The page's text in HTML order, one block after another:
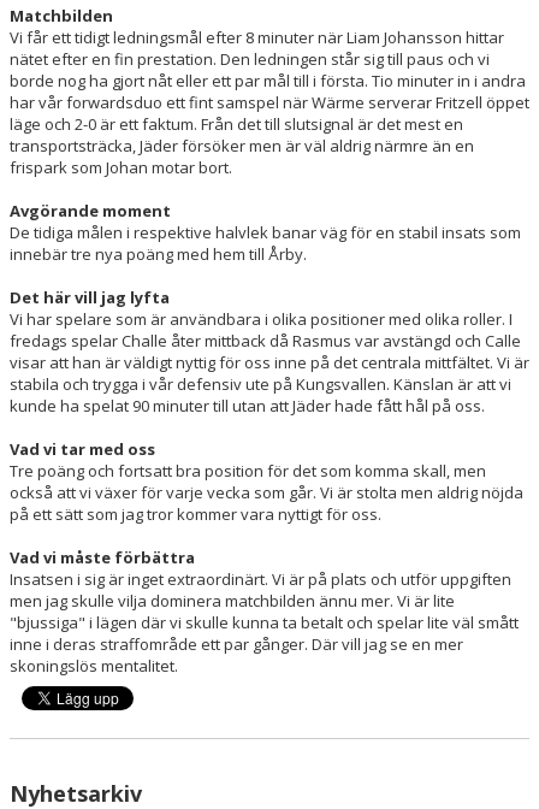
Matchbilden
Vi får ett tidigt ledningsmål efter 8 minuter när Liam Johansson hittar
nätet efter en fin prestation. Den ledningen står sig till paus och vi
borde nog ha gjort nåt eller ett par mål till i första. Tio minuter in i andra
har vår forwardsduo ett fint samspel när Wärme serverar Fritzell öppet
läge och 2-0 är ett faktum. Från det till slutsignal är det mest en
transportsträcka, Jäder försöker men är väl aldrig närmre än en
frispark som Johan motar bort.
Avgörande moment
De tidiga målen i respektive halvlek banar väg för en stabil insats som
innebär tre nya poäng med hem till Årby.
Det här vill jag lyfta
Vi har spelare som är användbara i olika positioner med olika roller. I
fredags spelar Challe åter mittback då Rasmus var avstängd och Calle
visar att han är väldigt nyttig för oss inne på det centrala mittfältet. Vi är
stabila och trygga i vår defensiv ute på Kungsvallen. Känslan är att vi
kunde ha spelat 90 minuter till utan att Jäder hade fått hål på oss.
Vad vi tar med oss
Tre poäng och fortsatt bra position för det som komma skall, men
också att vi växer för varje vecka som går. Vi är stolta men aldrig nöjda
på ett sätt som jag tror kommer vara nyttigt för oss.
Vad vi måste förbättra
Insatsen i sig är inget extraordinärt. Vi är på plats och utför uppgiften
men jag skulle vilja dominera matchbilden ännu mer. Vi är lite
"bjussiga" i lägen där vi skulle kunna ta betalt och spelar lite väl smått
inne i deras straffområde ett par gånger. Där vill jag se en mer
skoningslös mentalitet.
Nyhetsarkiv